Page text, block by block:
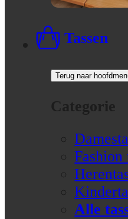
Tassen
Terug naar
Categorie
Fashion
Alle